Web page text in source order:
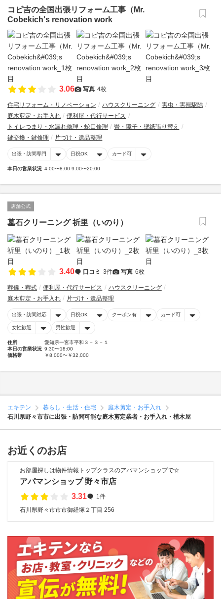
コビ吉の全国出張リフォーム工事（Mr.
Cobekich's renovation work
3.06 写真 4枚
住宅リフォーム・リノベーション ハウスクリーニング
害虫・害獣駆除
庭木剪定・お手入れ
便利屋・代行サービス
トイレつまり・水漏れ修理・蛇口修理
畳・障子・壁紙張り替え
鍵交換・鍵修理
片づけ・遺品整理
出張・訪問専門 日祝OK カード可
本日の営業状況 4:00〜8:00 9:00〜20:00
店舗公式
墓石クリーニング 祈里（いのり）
3.40 口コミ 3件 写真 6枚
葬儀・葬式 便利屋・代行サービス
ハウスクリーニング
庭木剪定・お手入れ
片づけ・遺品整理
出張・訪問対応 日祝OK クーポン有 カード可
女性歓迎 男性歓迎
住所
愛知県一宮市平和３－３－１
本日の営業状況 9:30〜18:00
価格帯
￥8,000〜￥32,000
エキテン 暮らし・生活・住宅
庭木剪定・お手入れ
石川県野々市市に出張・訪問可能な庭木剪定業者・お手入れ・植木屋
お近くのお店
お部屋探しは物件情報トップクラスのアパマンショップで☆
アパマンショップ 野々市店
3.31
1件
石川県野々市市市御経塚２丁目 256